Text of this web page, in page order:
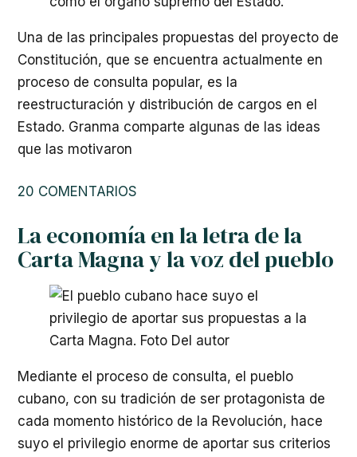
Una de las principales propuestas del proyecto de
Constitución, que se encuentra actualmente en
proceso de consulta popular, es la
reestructuración y distribución de cargos en el
Estado. Granma comparte algunas de las ideas
que las motivaron
20 COMENTARIOS
La economía en la letra de la
Carta Magna y la voz del pueblo
Mediante el proceso de consulta, el pueblo
cubano, con su tradición de ser protagonista de
cada momento histórico de la Revolución, hace
suyo el privilegio enorme de aportar sus criterios